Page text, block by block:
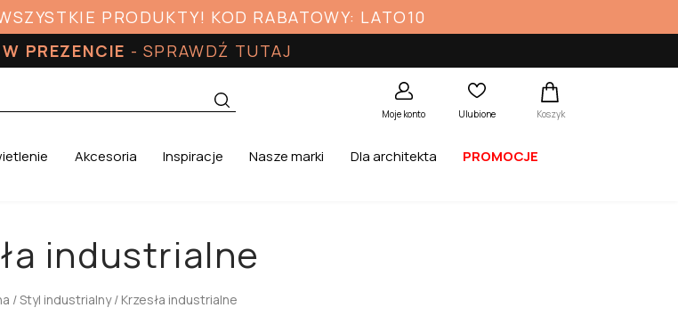
PRODUKTY! KOD RABATOWY: LATO10
PREZENCIE - SPRAWDŹ TUTAJ
Moje konto Ulubione Koszyk
Akcesoria Inspiracje Nasze marki Dla architekta PROMOCJE
industrialne
/Styl industrialny/ Krzesła industrialne